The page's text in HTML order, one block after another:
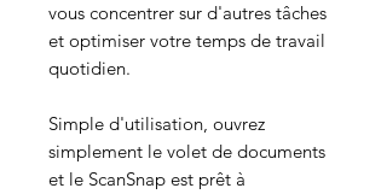
vous concentrer sur d'autres tâches
et optimiser votre temps de travail
quotidien.
Simple d'utilisation, ouvrez
simplement le volet de documents
et le ScanSnap est prêt à